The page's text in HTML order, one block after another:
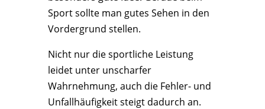
Sport sollte man gutes Sehen in den
Vordergrund stellen.
Nicht nur die sportliche Leistung
leidet unter unscharfer
Wahrnehmung, auch die Fehler- und
Unfallhäufigkeit steigt dadurch an.